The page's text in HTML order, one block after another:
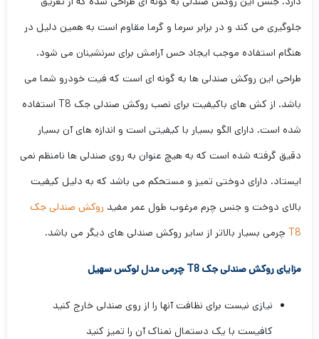
جلوگیری می کند و در برابر سرما و گرما مقاوم است به همین دلیل در
هنگام استفاده موجب ایجاد حس آرامش برای سرنشینان می شود.
طراحی این روکش صندلی ها به گونه ای است که فیت خودرو شما می
باشد. از کش های باکیفیت برای نصب روکش صندلی جک T8 استفاده
شده است. دارای الگو بسیار با کیفیتی است و اندازه های آن بسیار
دقیق گرفته شده است که به هیچ عنوان به روی صندلی ها نامنظم نمی
ایستاد. دارای دوختی تمیز و مستحکم می باشد که به دلیل کیفیت
بالای دوخت و جنس چرم مرغوب طول عمر مفید روکش صندلی جک
T8 چرمی بسیار بالاتر از سایر روکش صندلی های دیگر می باشد.
مزایای روکش صندلی جک T8 چرمی مدل لوکس سهیل
نیازی نیست برای نظافت آنها را از روی صندلی خارج کنید
کافیست با یک دستمال نمناک آن را تمیز کنید